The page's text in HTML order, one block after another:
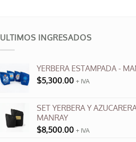
ULTIMOS INGRESADOS
YERBERA ESTAMPADA -
$5,300.00 + IVA
SET YERBERA Y
MANRAY
$8,500.00 + IVA